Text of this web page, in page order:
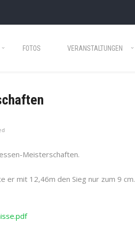
FOTOS VERANSTALTUNGEN
Meisterschaften.
er mit 12,46m den Sieg nur zum 9 cm.